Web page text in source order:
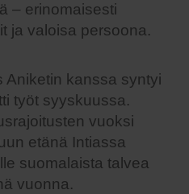
– erinomaisesti
ja valoisa persoona.
Aniketin kanssa syntyi
työt syyskuussa.
vuoksi
etänä Intiassa
suomalaista talvea
vuonna.